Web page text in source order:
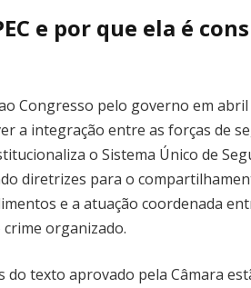
e por que ela é
Congresso pelo governo em
a integração entre as forças de
o Sistema Único de
diretrizes para o
e a atuação coordenada
organizado.
do texto aprovado pela Câmara